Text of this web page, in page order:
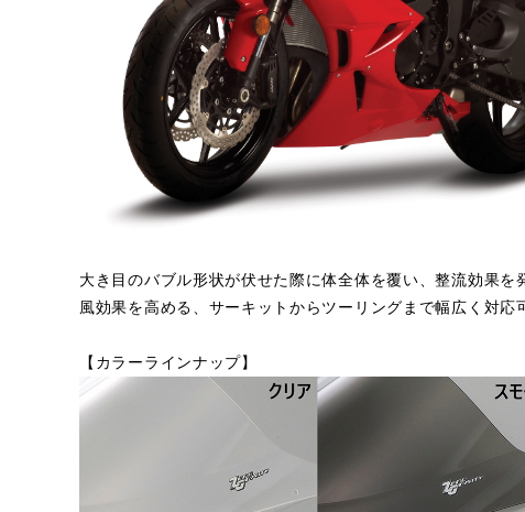
大き目のバブル形状が伏せた際に体全体を覆い、整流効果
風効果を高める、サーキットからツーリングまで幅広く対応
【カラーラインナップ】